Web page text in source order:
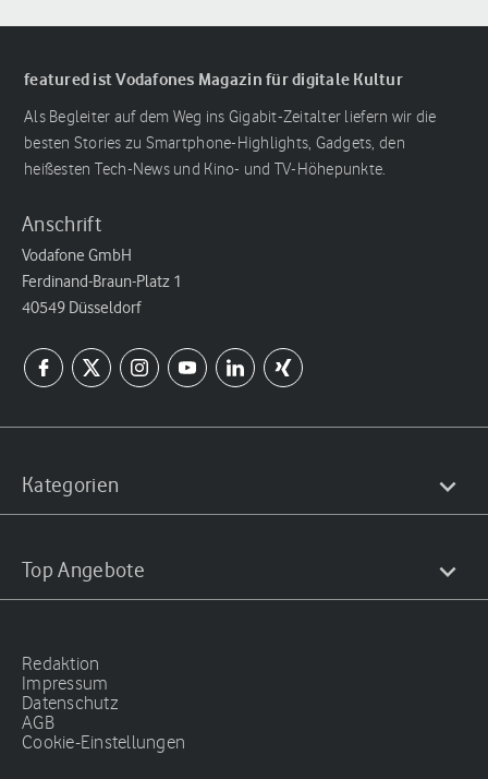
featured ist Vodafones Magazin für digitale Kultur
Als Begleiter auf dem Weg ins Gigabit-Zeitalter liefern wir die
besten Stories zu Smartphone-Highlights, Gadgets, den
heißesten Tech-News und Kino- und TV-Höhepunkte.
Anschrift
Vodafone GmbH
Ferdinand-Braun-Platz 1
40549 Düsseldorf
Kategorien
Top Angebote
Redaktion
Impressum
Datenschutz
AGB
Cookie-Einstellungen